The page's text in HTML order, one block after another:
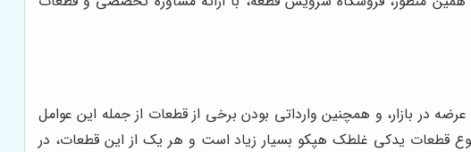
در بازار، و همچنین وارداتی بودن برخی از قطعات از جمله این عوامل
قطعات یدکی غلطک هپکو بسیار زیاد است و هر یک از این قطعات، در